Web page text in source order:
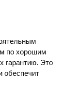
по хорошим
гарантию. Это
обеспечит